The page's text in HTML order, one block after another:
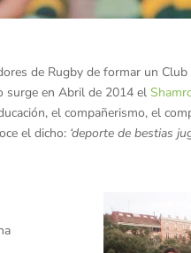
de Rugby de formar un
surge en Abril de 2014 el
el compañerismo, el
el dicho: ‘deporte de bestias